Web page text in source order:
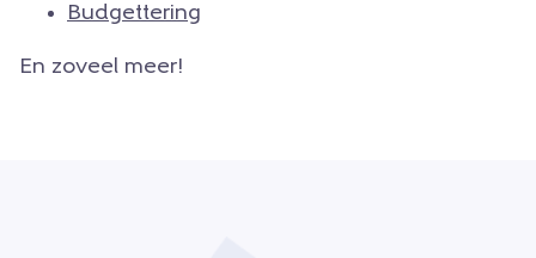
Budgettering
En zoveel meer!